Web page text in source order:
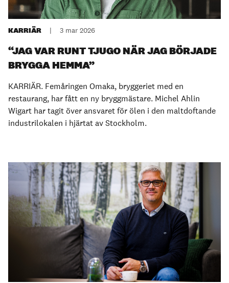
KARRIÄR | 3 mar 2026
“JAG VAR RUNT TJUGO NÄR JAG BÖRJADE
BRYGGA HEMMA”
KARRIÄR. Femåringen Omaka, bryggeriet med en
restaurang, har fått en ny bryggmästare. Michel Ahlin
Wigart har tagit över ansvaret för ölen i den maltdoftande
industrilokalen i hjärtat av Stockholm.